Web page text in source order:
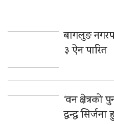
बागलुङ
३ ऐन पारित
‘वन क्षेत्रको
द्वन्द्व सिर्जना